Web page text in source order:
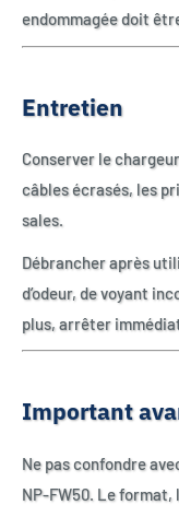
endommagée doit
Entretien
Conserver le
câbles écrasés, les
sales.
Débrancher après
d’odeur, de voyant
plus, arrêter
Important
Ne pas confondre
NP-FW50. Le